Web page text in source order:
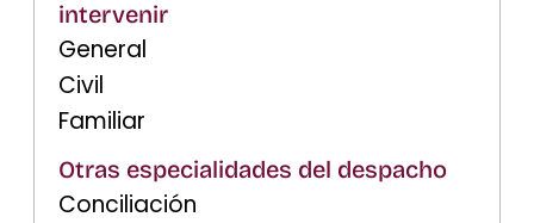
intervenir
General
Civil
Familiar
Otras especialidades del despacho
Conciliación